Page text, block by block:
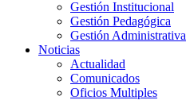
Gestión Institucional
Gestión Pedagógica
Gestión Administrativa
Noticias
Actualidad
Comunicados
Oficios Multiples